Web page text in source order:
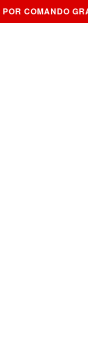
COMANDO